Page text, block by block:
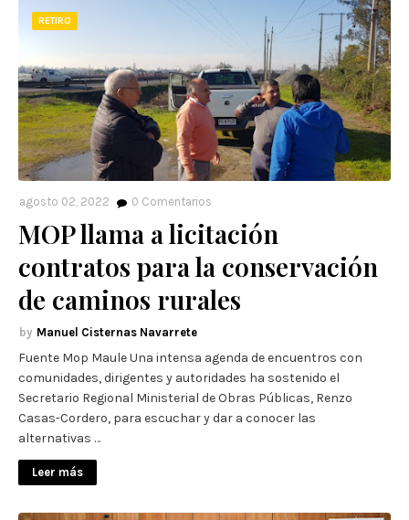
RETIRO
agosto 02, 2022 0 Comentarios
MOP llama a licitación
contratos para la conservación
de caminos rurales
Manuel Cisternas Navarrete
Fuente Mop Maule Una intensa agenda de encuentros con
comunidades, dirigentes y autoridades ha sostenido el
Secretario Regional Ministerial de Obras Públicas, Renzo
Casas-Cordero, para escuchar y dar a conocer las
alternativas …
Leer más